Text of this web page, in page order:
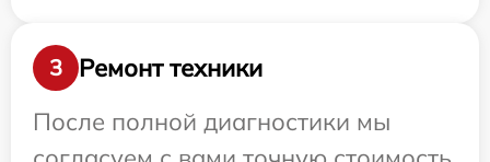
3
Ремонт техники
После полной диагностики мы